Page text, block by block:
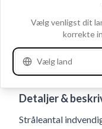
Brugsnummer233831
Detaljer &
Stråleantal
Vælg venligst dit
korrekte
Vælg land